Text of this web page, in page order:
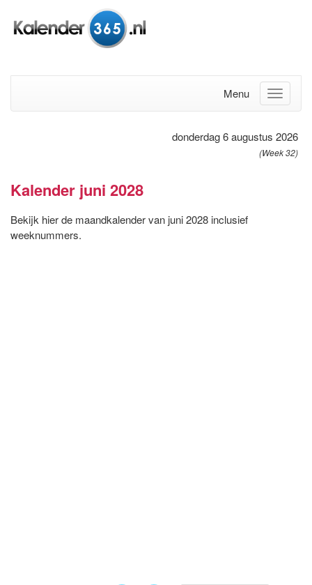
Menu
donderdag 6 augustus 2026
(Week 32)
Kalender juni 2028
Bekijk hier de maandkalender van juni 2028 inclusief
weeknummers.